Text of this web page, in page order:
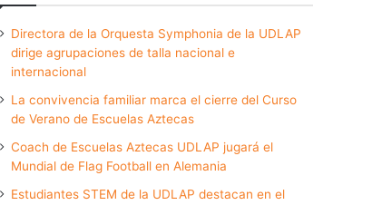
Directora de la Orquesta Symphonia de la UDLAP
dirige agrupaciones de talla nacional e
internacional
La convivencia familiar marca el cierre del Curso
de Verano de Escuelas Aztecas
Coach de Escuelas Aztecas UDLAP jugará el
Mundial de Flag Football en Alemania
Estudiantes STEM de la UDLAP destacan en el